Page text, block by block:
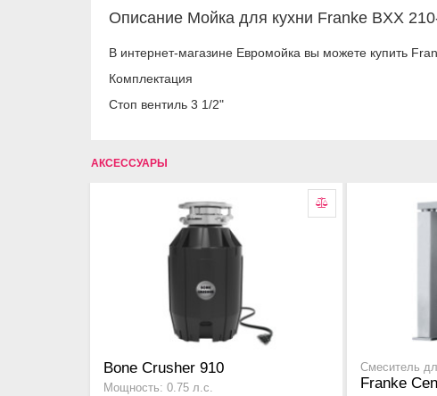
Описание Мойка для кухни Franke BXX
В интернет-магазине Евромойка вы можете купить
Комплектация
Стоп вентиль 3 1/2"
АКСЕССУАРЫ
Bone Crusher 910
Мощность: 0.75 л.с.
Смеситель
Franke